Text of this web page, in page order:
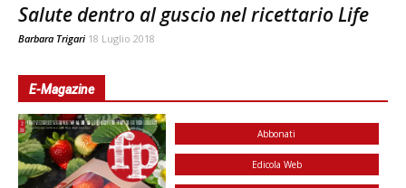
Salute dentro al guscio nel ricettario Life
Barbara Trigari 18 Luglio 2018
E-Magazine
Abbonati
Edicola Web